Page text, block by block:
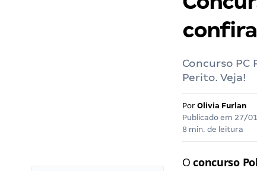
Concurso PC
Perito. Veja!
Por Olivia Furlan
Publicado em 27/
8 min. de leitura
Oconcurso